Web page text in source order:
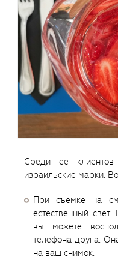
Среди ее
израильские марки.
При съемке на
естественный
вы можете
телефона друга.
на ваш снимок.